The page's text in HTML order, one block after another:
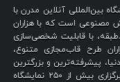
بین‌المللی آنلاین مدرن با
مصنوعی است که با هزاران
با قابلیت شخصی‌سازی
طرح قاب‌مجازی متنوع،
پیشرفته‌ترین و بزرگترین
گالری آنلاین در کل جهان می‌باشد، که باتجربهٔ برگزاری بیش از ۲۵۰ نمایشگاه